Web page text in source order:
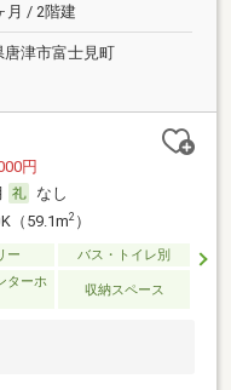
月 / 2階建
唐津市富士見町
円
なし
（59.1m2）
ー バス・トイレ別
ターホ
収納スペース